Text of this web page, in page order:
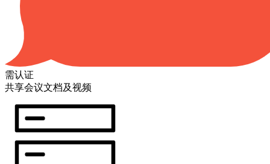
需认证
共享会议文档及视频